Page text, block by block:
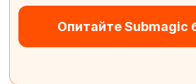
Опитайте Submagic